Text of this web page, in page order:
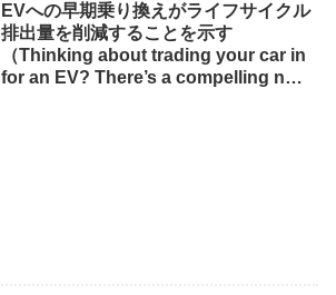
EVへの早期乗り換えがライフサイクル
排出量を削減することを示す
（Thinking about trading your car in
for an EV? There’s a compelling new